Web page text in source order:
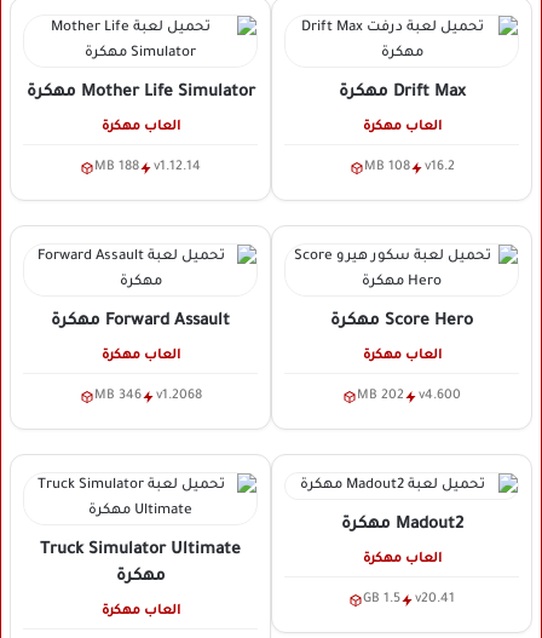
Drift Max مهكرة
العاب مهكرة
v16.2
108 MB
Mother Life Simulator مهكرة
العاب مهكرة
v1.12.14
188 MB
Score Hero مهكرة
العاب مهكرة
v4.600
202 MB
Forward Assault مهكرة
العاب مهكرة
v1.2068
346 MB
Madout2 مهكرة
العاب مهكرة
v20.41
1.5 GB
Truck Simulator Ultimate
مهكرة
العاب مهكرة